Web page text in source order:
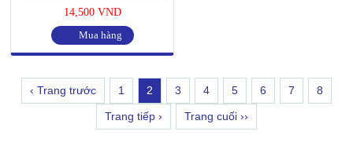
14,500 VND
Mua hàng
‹ Trang trước 1 2 3 4 5 6 7 8
Trang tiếp › Trang cuối ››